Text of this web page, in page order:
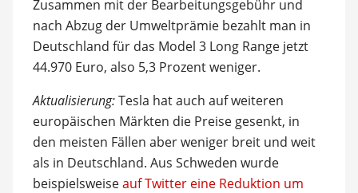
Zusammen mit der Bearbeitungsgebühr und
nach Abzug der Umweltprämie bezahlt man in
Deutschland für das Model 3 Long Range jetzt
44.970 Euro, also 5,3 Prozent weniger.
Aktualisierung:Tesla hat auch auf weiteren
europäischen Märkten die Preise gesenkt, in
den meisten Fällen aber weniger breit und weit
als in Deutschland. Aus Schweden wurde
beispielsweiseauf Twitter eine Reduktion um